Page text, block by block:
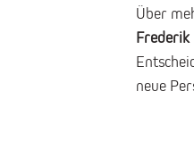
Über
Frederik
neue